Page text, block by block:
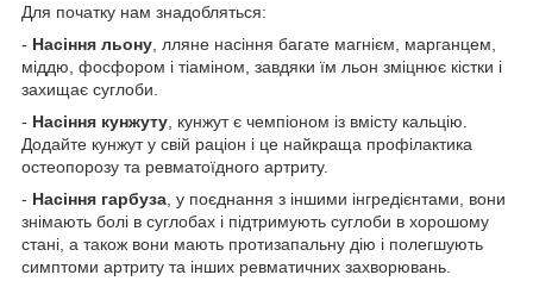
Для початку нам знадобляться:
- Насіння льону , лляне насіння багате магнієм, марганцем,
міддю, фосфором і тіаміном, завдяки їм льон зміцнює кістки і
захищає суглоби.
- Насіння кунжуту , кунжут є чемпіоном із вмісту кальцію.
Додайте кунжут у свій раціон і це найкраща профілактика
остеопорозу та ревматоїдного артриту.
- Насіння гарбуза , у поєднання з іншими інгредієнтами, вони
знімають болі в суглобах і підтримують суглоби в хорошому
стані, а також вони мають протизапальну дію і полегшують
симптоми артриту та інших ревматичних захворювань.